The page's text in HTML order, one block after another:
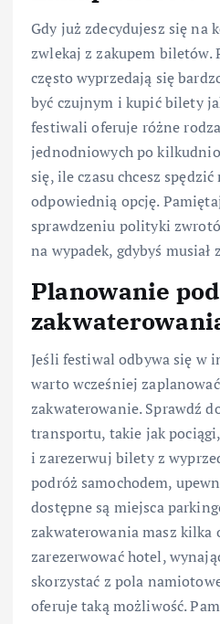
Gdy już zdecydujesz się na
zwlekaj z zakupem biletów.
często wyprzedają się
być czujnym i kupić bilety
festiwali oferuje różne
jednodniowych po
się, ile czasu chcesz
odpowiednią opcję.
sprawdzeniu polityki
na wypadek, gdybyś
Planowanie
Jeśli festiwal odbywa się w
warto wcześniej
zakwaterowanie. Sprawdź
transportu, takie jak
i zarezerwuj bilety z
podróż samochodem,
dostępne są miejsca
zakwaterowania masz kilka
zarezerwować hotel,
skorzystać z pola
oferuje taką możliwość.